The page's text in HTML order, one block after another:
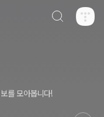
를 모아봅니다!